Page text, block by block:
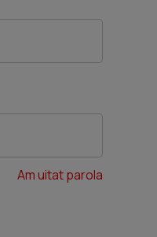
Am uitat parola